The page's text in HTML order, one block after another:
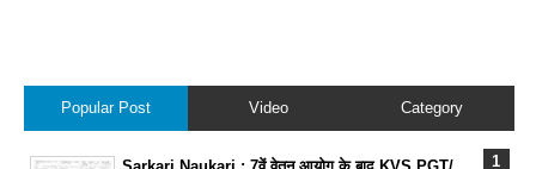
Popular Post Video Category